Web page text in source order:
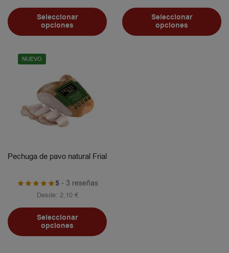
Seleccionar
opciones
Seleccionar
opciones
NUEVO
Pechuga de pavo natural Frial
5- 3 reseñas
Desde: 2,10 €
Seleccionar
opciones